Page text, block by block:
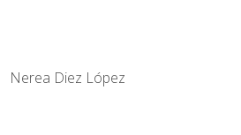
Nerea Diez López